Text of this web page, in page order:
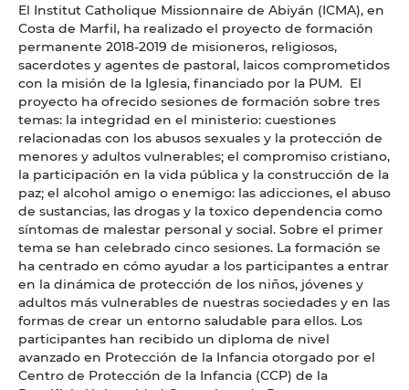
El Institut Catholique Missionnaire de Abiyán (ICMA), en
Costa de Marfil, ha realizado el proyecto de formación
permanente 2018-2019 de misioneros, religiosos,
sacerdotes y agentes de pastoral, laicos comprometidos
con la misión de la Iglesia, financiado por la PUM. El
proyecto ha ofrecido sesiones de formación sobre tres
temas: la integridad en el ministerio: cuestiones
relacionadas con los abusos sexuales y la protección de
menores y adultos vulnerables; el compromiso cristiano,
la participación en la vida pública y la construcción de la
paz; el alcohol amigo o enemigo: las adicciones, el abuso
de sustancias, las drogas y la toxico dependencia como
síntomas de malestar personal y social. Sobre el primer
tema se han celebrado cinco sesiones. La formación se
ha centrado en cómo ayudar a los participantes a entrar
en la dinámica de protección de los niños, jóvenes y
adultos más vulnerables de nuestras sociedades y en las
formas de crear un entorno saludable para ellos. Los
participantes han recibido un diploma de nivel
avanzado en Protección de la Infancia otorgado por el
Centro de Protección de la Infancia (CCP) de la